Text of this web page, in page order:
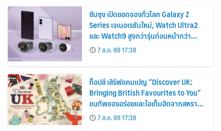
ซัมซุง เปิดยอดจองทั่วโลก Galaxy Z
Series เจเนอเรชันใหม่, Watch Ultra2
และ Watch9 สูงกว่ารุ่นก่อนหน้ากว่า
30%7 ส.ค. 69 17:38
ท็อปส์ เสิร์ฟแคมเปญ “Discover UK:
Bringing British Favourites to You”
ขนทัพของอร่อยและไอเท็มฮิตจากสหราช
อาณาจักร ส่งตรงถึงมือตั้งแต่วันนี้ – 18
สิงหาคมนี้
7 ส.ค. 69 17:38